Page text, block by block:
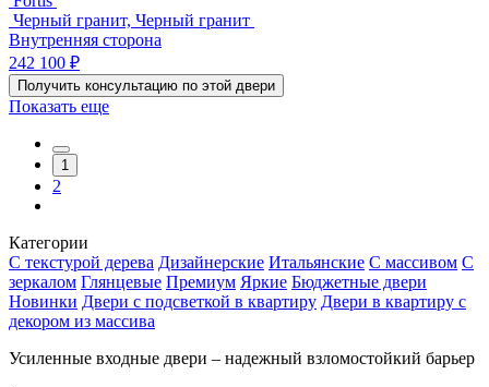
Черный гранит, Черный гранит
Внутренняя сторона
242 100 ₽
Получить консультацию по этой двери
Показать еще
1
2
Категории
С текстурой дерева Дизайнерские Итальянские С массивом С
зеркалом Глянцевые Премиум Яркие Бюджетные двери
Новинки Двери с подсветкой в квартиру Двери в квартиру с
декором из массива
Усиленные входные двери – надежный взломостойкий барьер